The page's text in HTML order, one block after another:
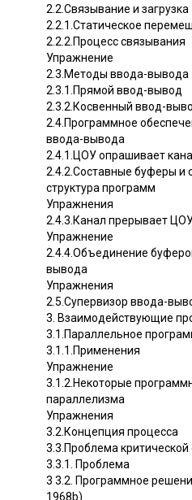
2.2.Связывание и загрузка
2.2.1.Статическое
2.2.2.Процесс связывания
Упражнение
2.3.Методы ввода-вывода
2.3.1.Прямой ввод-вывод
2.3.2.Косвенный ввод-
2.4.Программное
ввода-вывода
2.4.1.ЦОУ опрашивает
2.4.2.Составные буферы и
структура программ
Упражнения
2.4.3.Канал прерывает
Упражнение
2.4.4.Объединение
вывода
Упражнения
2.5.Супервизор ввода-
3. Взаимодействующие
3.1.Параллельное
3.1.1.Применения
Упражнение
3.1.2.Некоторые
параллелизма
Упражнения
3.2.Концепция процесса
3.3.Проблема критической
3.3.1. Проблема
3 3.2. Программное
1968b)